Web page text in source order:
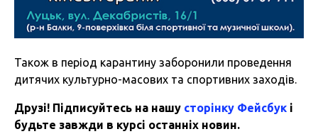
Також в період карантину заборонили проведення
дитячих культурно-масових та спортивних заходів.
Друзі! Підписуйтесь на нашу сторінку Фейсбук і
будьте завжди в курсі останніх новин.